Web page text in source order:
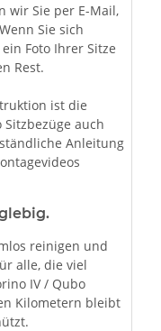
wir Sie per E-Mail,
Sie sich
Foto Ihrer Sitze
Rest.
ist die
auch
Anleitung
reinigen und
alle, die viel
IV / Qubo
Kilometern bleibt